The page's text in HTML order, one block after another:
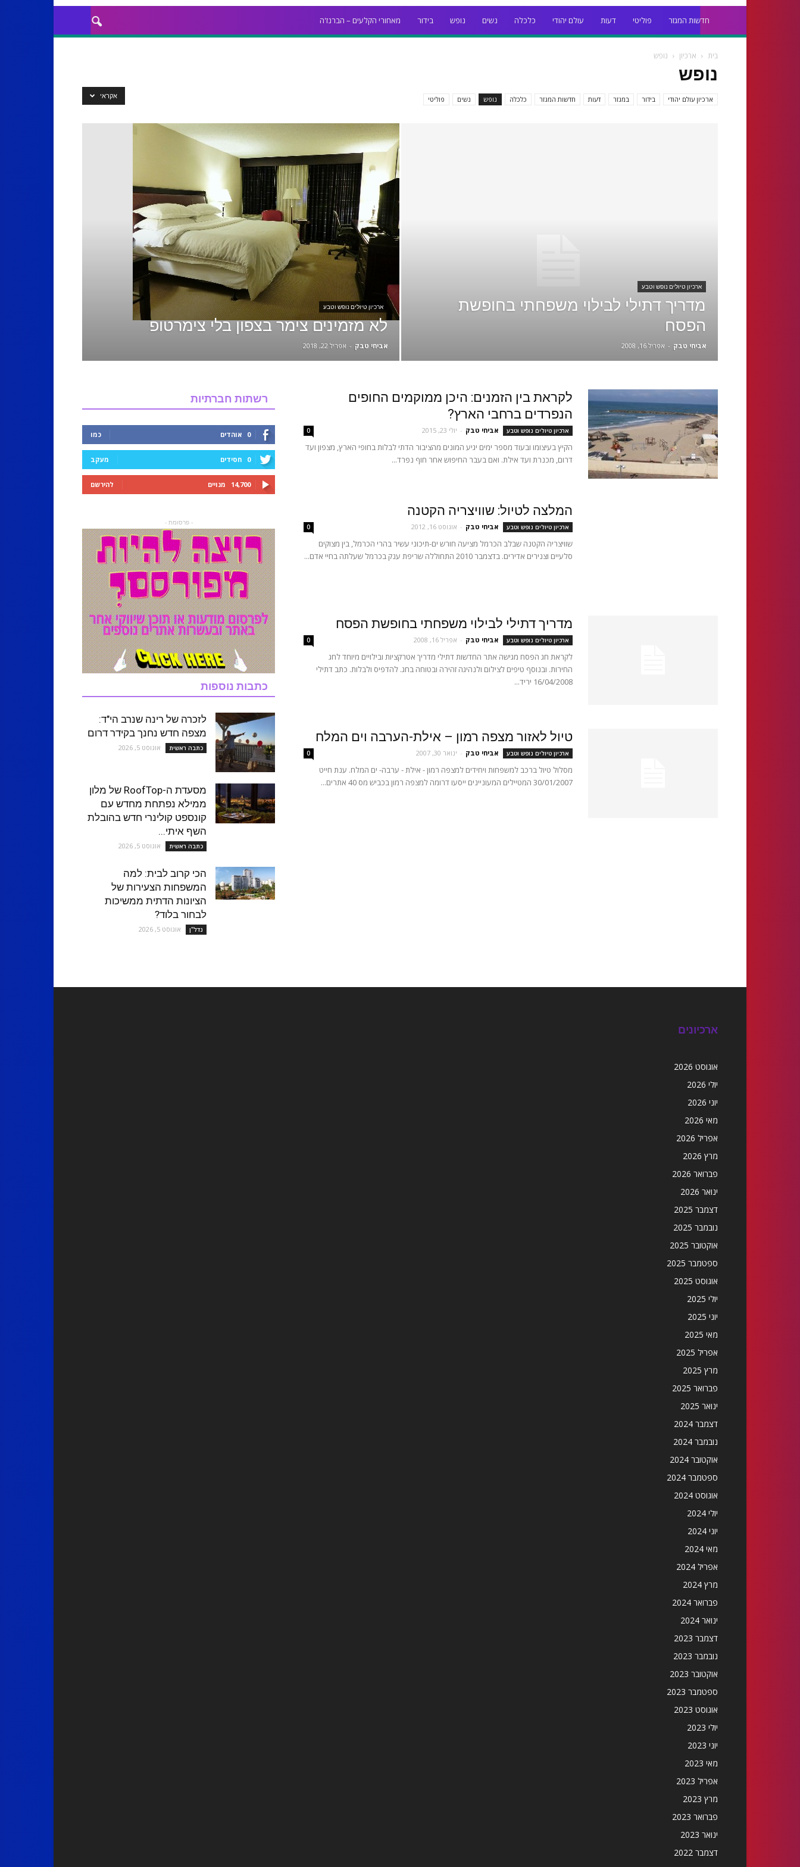
חדשות המגזר פוליטי דעות עולם יהודי כלכלה נשים נופש בידור מאחורי הקלעים – הברנז'ה
בית ארכיון נופש
נופש
ארכיון עולם יהודי בידור במגזר דעות חדשות המגזר כלכלה נופש נשים פוליטי אקראי
ארכיון טיולים נופש וטבע
מדריך דתילי לבילוי משפחתי בחופשת
הפסח
אביחי טבק - אפריל 16, 2008
ארכיון טיולים נופש וטבע
לא מזמינים צימר בצפון בלי צימרטופ
אביחי טבק - אפריל 22, 2018
לקראת בין הזמנים: היכן ממוקמים החופים
הנפרדים ברחבי הארץ?
ארכיון טיולים נופש וטבע אביחי טבק - יולי 23, 2015 0
הקיץ בעיצומו ובעוד מספר ימים יגיע המונים מהציבור הדתי לבלות בחופי הארץ, מצפון ועד
דרום, מכנרת ועד אילת. ואם בעבר החיפוש אחר חוף נפרד...
המלצה לטיול: שוויצריה הקטנה
ארכיון טיולים נופש וטבע אביחי טבק - אוגוסט 16, 2012 0
שוויצריה הקטנה שבלב הכרמל מציעה חורש ים-תיכוני עשיר בהרי הכרמל, בין מצוקים
סלעיים וצנירים אדירים. בדצמבר 2010 התחוללה שריפת ענק בכרמל שעלתה בחיי אדם...
מדריך דתילי לבילוי משפחתי בחופשת הפסח
ארכיון טיולים נופש וטבע אביחי טבק - אפריל 16, 2008 0
לקראת חג הפסח מגישה אתר החדשות דתילי מדריך אטרקציות ובילויים מיוחד לחג
החירות. ובנוסף טיפים לצילום ולנהיגה זהירה ובטוחה בחג. להדפיס ולבלות. כתב דתילי
16/04/2008 יריד...
טיול לאזור מצפה רמון – אילת-הערבה וים המלח
ארכיון טיולים נופש וטבע אביחי טבק - ינואר 30, 2007 0
מסלול טיול ברכב למשפחות ויחידים למצפה רמון - אילת - ערבה- ים המלח. ענת חייט
30/01/2007 המטיילים המעוניינים ייסעו דרומה למצפה רמון בכביש מס 40 אתרים...
רשתות חברתיות
0 אוהדים כמו
0 חסידים מעקב
14,700 מנויים להירשם
- פרסומת -
כתבות נוספות
לזכרה של רינה שנרב הי"ד:
מצפה חדש נחנך בקידר דרום
כתבה ראשית אוגוסט 5, 2026
מסעדת ה-RoofTop של מלון
ממילא נפתחת מחדש עם
קונספט קולינרי חדש בהובלת
השף איתי...
כתבה ראשית אוגוסט 5, 2026
הכי קרוב לבית: למה
המשפחות הצעירות של
הציונות הדתית ממשיכות
לבחור בלוד?
נדל''ן אוגוסט 5, 2026
ארכיונים
אוגוסט 2026
יולי 2026
יוני 2026
מאי 2026
אפריל 2026
מרץ 2026
פברואר 2026
ינואר 2026
דצמבר 2025
נובמבר 2025
אוקטובר 2025
ספטמבר 2025
אוגוסט 2025
יולי 2025
יוני 2025
מאי 2025
אפריל 2025
מרץ 2025
פברואר 2025
ינואר 2025
דצמבר 2024
נובמבר 2024
אוקטובר 2024
ספטמבר 2024
אוגוסט 2024
יולי 2024
יוני 2024
מאי 2024
אפריל 2024
מרץ 2024
פברואר 2024
ינואר 2024
דצמבר 2023
נובמבר 2023
אוקטובר 2023
ספטמבר 2023
אוגוסט 2023
יולי 2023
יוני 2023
מאי 2023
אפריל 2023
מרץ 2023
פברואר 2023
ינואר 2023
דצמבר 2022